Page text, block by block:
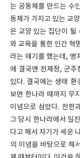
는 공동체를 만드는 수
동체가 가지고 있는 교
은 교양 있는 집단이 될
와 교육을 통한 인간 혁
라는 얘기를 했는데, 맹
에 결국엔 전제정, 군주
있다. 결국에는 생태 환
보면 한나라 때까지 무
이념으로 삼았다. 전한
그 당시 한나라에서 일
다고 해서 자기가 세운
의 이념을 바탕으로 해